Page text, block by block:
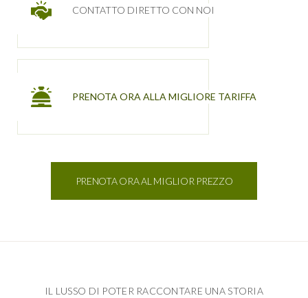
CONTATTO DIRETTO CON NOI
PRENOTA ORA ALLA MIGLIORE TARIFFA
PRENOTA ORA AL MIGLIOR PREZZO
IL LUSSO DI POTER RACCONTARE UNA STORIA